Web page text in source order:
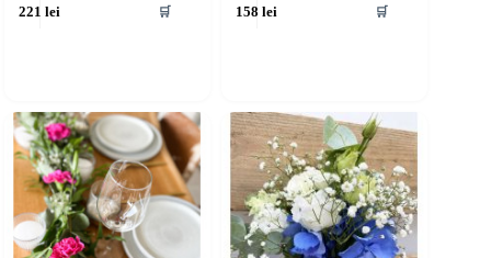
221lei 🛒 158lei 🛒